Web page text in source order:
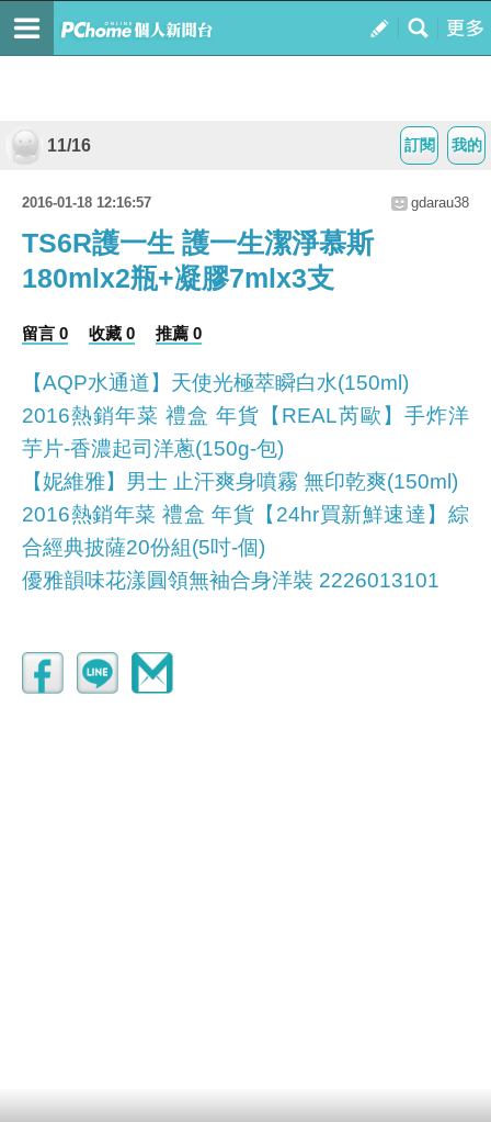
我的
訂閱
11/16
2016-01-18 12:16:57 gdarau38
TS6R護一生 護一生潔淨慕斯
180mlx2瓶+凝膠7mlx3支
留言 0 收藏 0 推薦 0
【AQP水通道】天使光極萃瞬白水(150ml)
2016熱銷年菜 禮盒 年貨【REAL芮歐】手炸洋
芋片-香濃起司洋蔥(150g-包)
【妮維雅】男士 止汗爽身噴霧 無印乾爽(150ml)
2016熱銷年菜 禮盒 年貨【24hr買新鮮速達】綜
合經典披薩20份組(5吋-個)
優雅韻味花漾圓領無袖合身洋裝 2226013101